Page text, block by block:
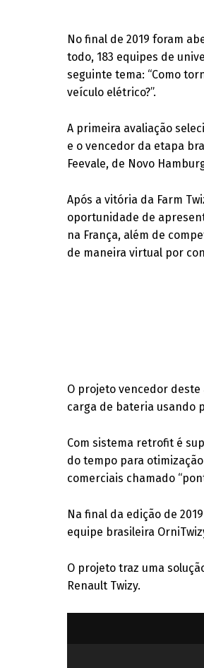
No final de 2019 foram
todo, 183 equipes de
seguinte tema: “Como
veículo elétrico?”.
A primeira avaliação
e o vencedor da etapa
Feevale, de Novo
Após a vitória da Farm
oportunidade de
na França, além de
de maneira virtual por
O projeto vencedor deste
carga de bateria usando
Com sistema retrofit é
do tempo para
comerciais chamado
Na final da edição de
equipe brasileira
O projeto traz uma
Renault Twizy.